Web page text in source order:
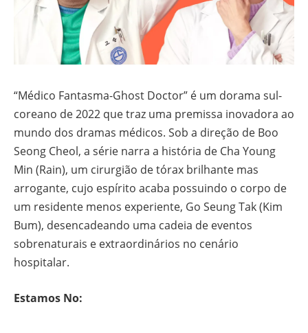
“Médico Fantasma-Ghost Doctor” é um dorama sul-
coreano de 2022 que traz uma premissa inovadora ao
mundo dos dramas médicos. Sob a direção de Boo
Seong Cheol, a série narra a história de Cha Young
Min (Rain), um cirurgião de tórax brilhante mas
arrogante, cujo espírito acaba possuindo o corpo de
um residente menos experiente, Go Seung Tak (Kim
Bum), desencadeando uma cadeia de eventos
sobrenaturais e extraordinários no cenário
hospitalar.
Estamos No: